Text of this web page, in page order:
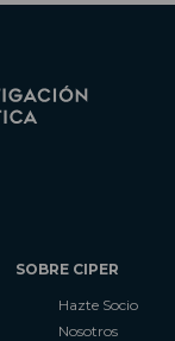
SOBRE CIPER
Hazte Socio
Nosotros